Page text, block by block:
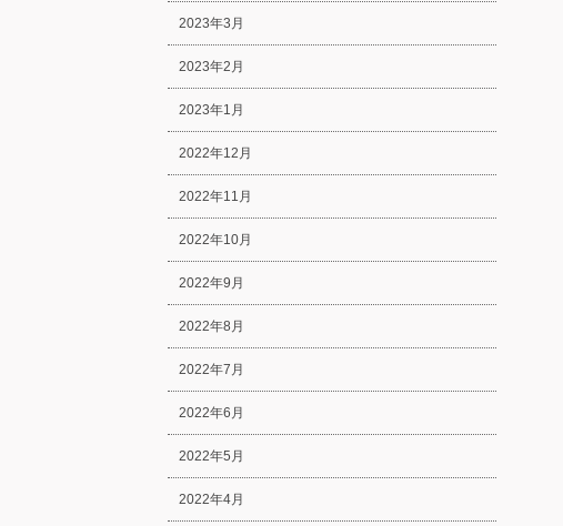
2023年3月
2023年2月
2023年1月
2022年12月
2022年11月
2022年10月
2022年9月
2022年8月
2022年7月
2022年6月
2022年5月
2022年4月